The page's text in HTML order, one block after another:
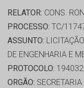
RELATOR: CONS.
PROCESSO: TC/
ASSUNTO:
DE ENGENHARIA E
PROTOCOLO:
ORGÃO: